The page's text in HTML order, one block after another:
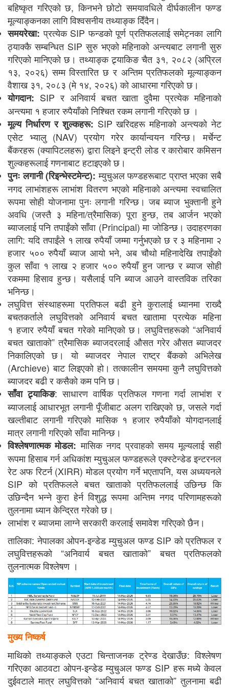
बहिष्कृत गरिएको छ, किनभने छोटो समयावधिले दीर्घकालीन फण्ड
मूल्याङ्कनका लागि विश्वसनीय तथ्याङ्क दिँदैन।
समयरेखा: प्रत्येक SIP फन्डको पूर्ण प्रतिफललाई समेट्नका लागि
ठ्याक्कै सम्बन्धित SIP सुरु भएको महिनाको अन्त्यबाट लगानी सुरु
गरिएको मानिएको छ। तथ्याङ्क ट्र्याकिङ चैत ३१, २०८२ (अप्रिल
१३, २०२६) सम्म विस्तारित छ र अन्तिम प्रतिफलको मूल्याङ्कन
वैशाख ३१, २०८३ (मे १४, २०२६) को आधारमा गरिएको छ।
योगदान: SIP र अनिवार्य बचत खाता दुवैमा प्रत्येक महिनाको
अन्त्यमा १ हजार रुपैयाँको निश्चित रकम लगानी गरिएको छ ।
मूल्य निर्धारण र शुल्कहरू: SIP खरिदहरू महिनाको अन्त्यको नेट
एसेट भ्यालु (NAV) प्रयोग गरेर कार्यान्वयन गरिन्छ। मर्चेन्ट
बैंकरहरू (क्यापिटलहरू) द्वारा लिइने इन्ट्री लोड र कारोबार कमिसन
शुल्कहरूलाई गणनाबाट हटाइएको छ।
पुनः लगानी (रिइन्भेस्टमेन्ट): म्युचुअल फण्डहरूबाट प्राप्त भएका सबै
नगद लाभांशहरू लाभांश वितरण भएको महिनाको अन्त्यमा स्वचालित
रूपमा सोही योजनामा पुनः लगानी गरिन्छ। जब ब्याज भुक्तानी हुने
अवधि (जस्तै ३ महिना/त्रैमासिक) पूरा हुन्छ, तब आर्जन भएको
ब्याजलाई पनि तपाईंको साँवा (Principal) मा जोडिन्छ। उदाहरणका
लागि: यदि तपाईंले १ लाख रुपैयाँ जम्मा गर्नुभएको छ र ३ महिनामा २
हजार ५०० रुपैयाँ ब्याज आयो भने, अब चौथो महिनादेखि तपाईंको
कुल साँवा १ लाख २ हजार ५०० रुपैयाँ हुन जान्छ र ब्याज सोही
रकममा हिसाव हुन्छ। यसैलाई पनि ब्याज आउने वास्तविक तरिका
भनिन्छ।
लघुवित्त संस्थाहरूमा प्रतिफल बढी हुने कुरालाई ध्यानमा राख्दै
बचतकर्ताले लघुवित्तको अनिवार्य बचत खातामा प्रत्येक महिना
१ हजार रुपैयाँ बचत गरेको मानिएको छ। लघुवित्तहरूको “अनिवार्य
बचत खाताको” त्रैमासिक ब्याजदरलाई औसत गरेर औसत ब्याजदर
निकालिएको छ। यो ब्याजदर नेपाल राष्ट्र बैंकको अभिलेख
(Archieve) बाट लिइएको हो। तत्कालीन समयमा कुनै लघुवित्तको
ब्याजदर बढी र कसैको कम पनि छ।
साँवा ट्र्याकिङ: साधारण वार्षिक प्रतिफल गणना गर्दा लाभांश र
ब्याजलाई आधारभूत लगानी पूँजीबाट अलग राखिएको छ, जसले गर्दा
खल्तीबाट लगानी गरिएको मासिक १ हजार रुपैयाँको योगदानलाई
मात्र लगानी गरिएको साँवा मानिन्छ।
विश्लेषणात्मक मोडल: मासिक नगद प्रवाहको समय मूल्यलाई सही
रूपमा हिसाब गर्न अधिकांश म्युचुअल फण्डहरूले एक्स्टेन्डेड इन्टरनल
रेट अफ रिटर्न (XIRR) मोडल प्रयोग गर्ने भएतापनि, यस अध्ययनले
SIP को प्रतिफलले बचत खाताको प्रतिफललाई उछिन्छ कि
उछिन्दैन भन्ने कुरा हेर्न विशुद्ध रूपमा अन्तिम नगद परिणामहरूको
तुलनामा ध्यान केन्द्रित गरेको छ।
लाभांश र ब्याजमा लाग्ने सरकारी करलाई समावेश गरिएको छैन।
तालिका: नेपालका ओपन-इन्डेड म्युचुअल फण्ड SIP को प्रतिफल र
लघुवित्तहरूको “अनिवार्य बचत खाताको” बचत प्रतिफलको
तुलनात्मक विश्लेषण ।
मुख्य निष्कर्ष
माथिको तथ्याङ्कले एउटा चिन्ताजनक ट्रेण्ड देखाउँछ: विश्लेषण
गरिएका आठवटा ओपन-इन्डेड म्युचुअल फण्ड SIP हरू मध्ये केवल
दुईवटाले मात्र लघुवित्तको “अनिवार्य बचत खाताको” तुलनामा बढी